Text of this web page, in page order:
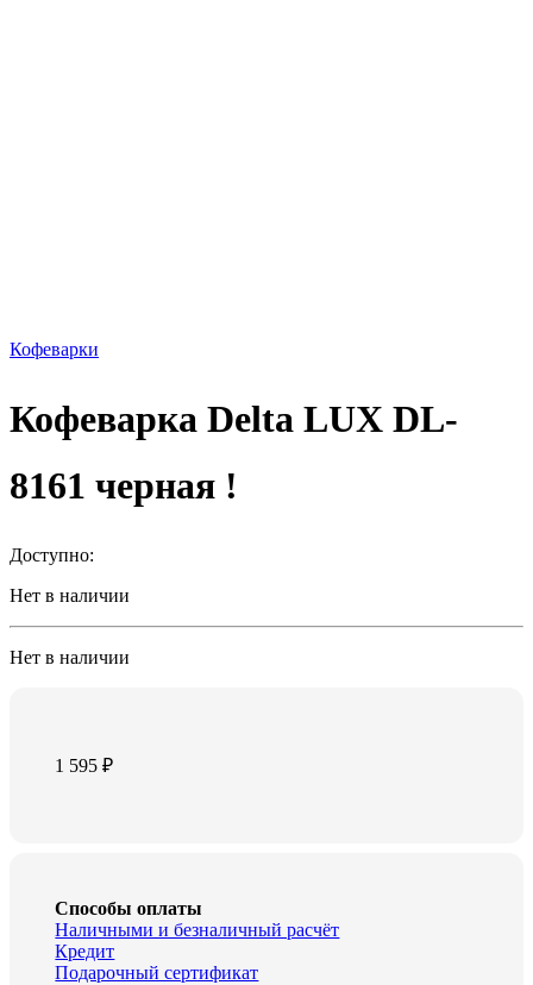
Кофеварки
Кофеварка Delta LUX DL-
8161 черная !
Доступно:
Нет в наличии
Нет в наличии
1 595₽
Способы оплаты
Наличными и безналичный расчёт
Кредит
Подарочный сертификат